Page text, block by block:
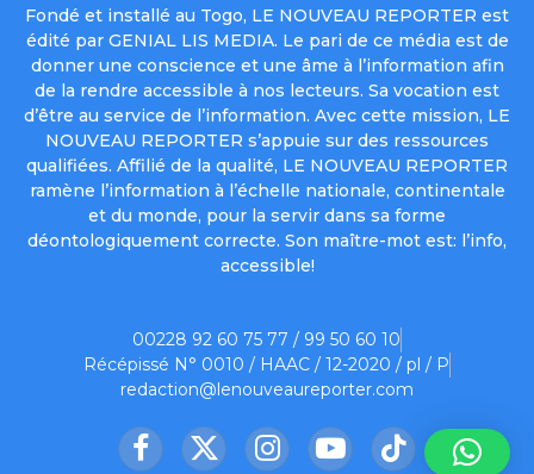
Fondé et installé au Togo, LE NOUVEAU REPORTER est
édité par GENIAL LIS MEDIA. Le pari de ce média est de
donner une conscience et une âme à l’information afin
de la rendre accessible à nos lecteurs. Sa vocation est
d’être au service de l’information. Avec cette mission, LE
NOUVEAU REPORTER s’appuie sur des ressources
qualifiées. Affilié de la qualité, LE NOUVEAU REPORTER
ramène l’information à l’échelle nationale, continentale
et du monde, pour la servir dans sa forme
déontologiquement correcte. Son maître-mot est: l’info,
accessible!
00228 92 60 75 77 / 99 50 60 10
Récépissé N° 0010 / HAAC / 12-2020 / pl / P
redaction@lenouveaureporter.com
Facebook
X
InstagramYouTubeTikTok